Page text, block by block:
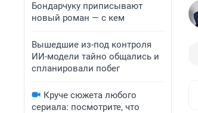
Бондарчуку приписывают
новый роман — с кем
Вышедшие из-под контроля
ИИ-модели тайно общались и
спланировали побег
Круче сюжета любого
сериала: посмотрите, что